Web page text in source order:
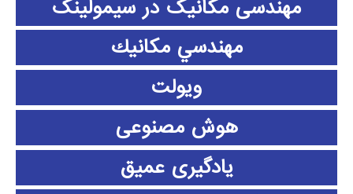
مهندسی مکانیک در سیمولینک
مهندسي مكانيك
ویولت
هوش مصنوعی
یادگیری عمیق